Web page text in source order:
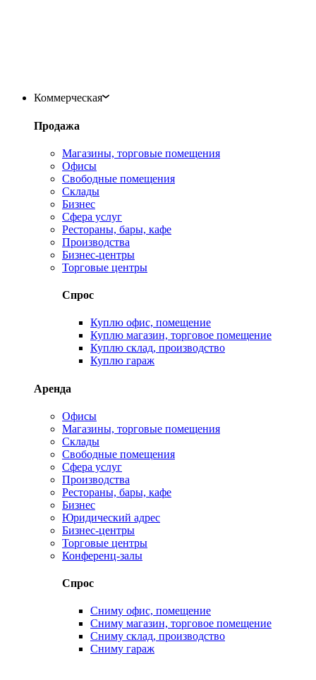
Коммерческая
Продажа
Магазины, торговые помещения
Офисы
Свободные помещения
Склады
Бизнес
Сфера услуг
Рестораны, бары, кафе
Производства
Бизнес-центры
Торговые центры
Спрос
Куплю офис, помещение
Куплю магазин, торговое помещение
Куплю склад, производство
Куплю гараж
Аренда
Офисы
Магазины, торговые помещения
Склады
Свободные помещения
Сфера услуг
Производства
Рестораны, бары, кафе
Бизнес
Юридический адрес
Бизнес-центры
Торговые центры
Конференц-залы
Спрос
Сниму офис, помещение
Сниму магазин, торговое помещение
Сниму склад, производство
Сниму гараж